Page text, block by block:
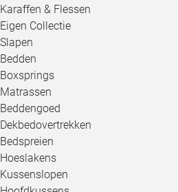
Karaffen & Flessen
Eigen Collectie
Slapen
Bedden
Boxsprings
Matrassen
Beddengoed
Dekbedovertrekken
Bedspreien
Hoeslakens
Kussenslopen